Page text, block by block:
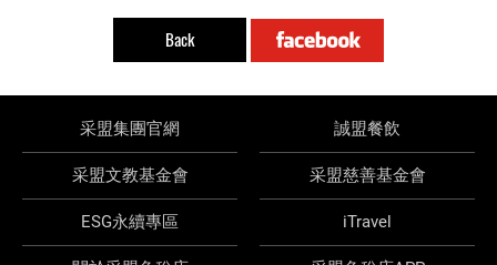
Back
采盟集團官網 誠盟餐飲
采盟文教基金會 采盟慈善基金會
ESG永續專區 iTravel